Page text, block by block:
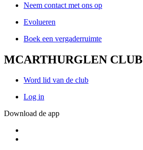
Neem contact met ons op
Evolueren
Boek een vergaderruimte
MCARTHURGLEN CLUB
Word lid van de club
Log in
Download de app